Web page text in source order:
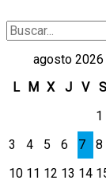
B
p
agosto 2026
L
M X J V S
1
3
4 5 6 7 8
10 11 12 13 14